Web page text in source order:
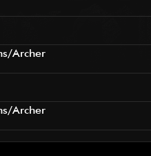
Archer
Archer